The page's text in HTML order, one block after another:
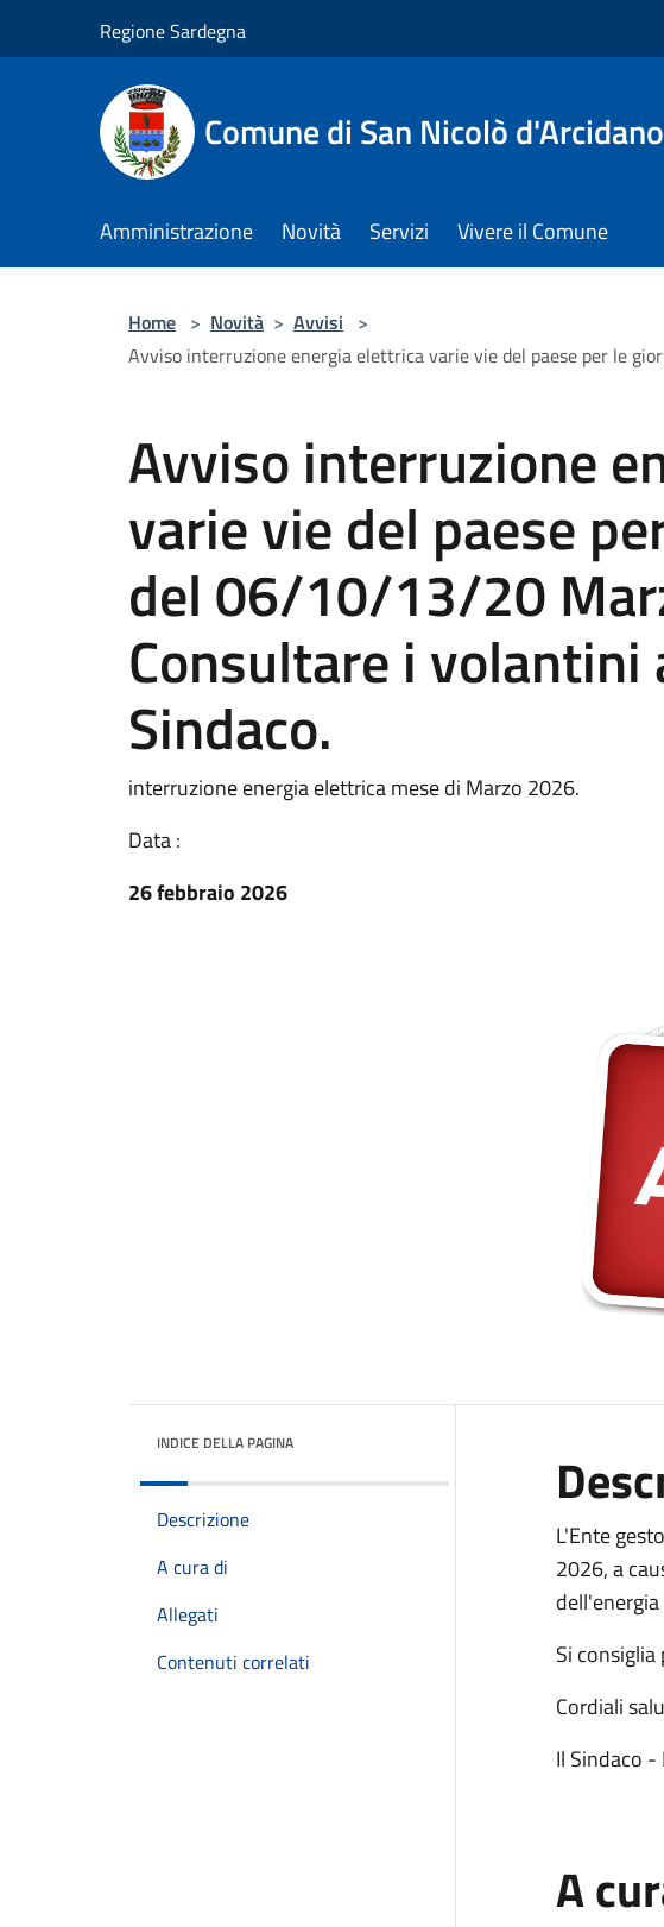
Regione Sardegna
Comune di San Nicolò d'Arcidano
Amministrazione Novità Servizi Vivere il Comune
Home > Novità > Avvisi >
Avviso interruzione energia elettrica varie vie del paese per le
Avviso interruzione
varie vie del paese
del 06/10/13/20
Consultare i volantini
Sindaco.
interruzione energia elettrica mese di Marzo 2026.
Data :
26 febbraio 2026
INDICE DELLA PAGINA
Descrizione
A cura di
Allegati
Contenuti correlati
L'Ente
2026, a
Si
Cordiali
Il Sindaco -
A